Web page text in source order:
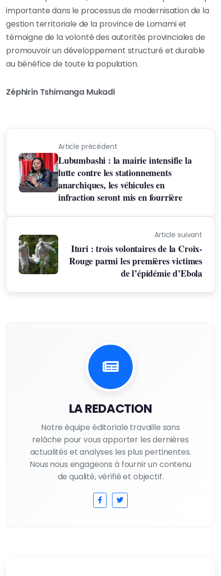
importante dans le processus de modernisation de la
gestion territoriale de la province de Lomami et
témoigne de la volonté des autorités provinciales de
promouvoir un développement structuré et durable
au bénéfice de toute la population.
Zéphirin Tshimanga Mukadi
Article précédent
Lubumbashi : la mairie intensifie la
lutte contre les stationnements
anarchiques, les véhicules en
infraction seront mis en fourrière
Article suivant
Ituri : trois volontaires de la Croix-
Rouge parmi les premières victimes
de l’épidémie d’Ebola
LA REDACTION
Notre équipe éditoriale travaille sans
relâche pour vous apporter les dernières
actualités et analyses les plus pertinentes.
Nous nous engageons à fournir un contenu
de qualité, vérifié et objectif.